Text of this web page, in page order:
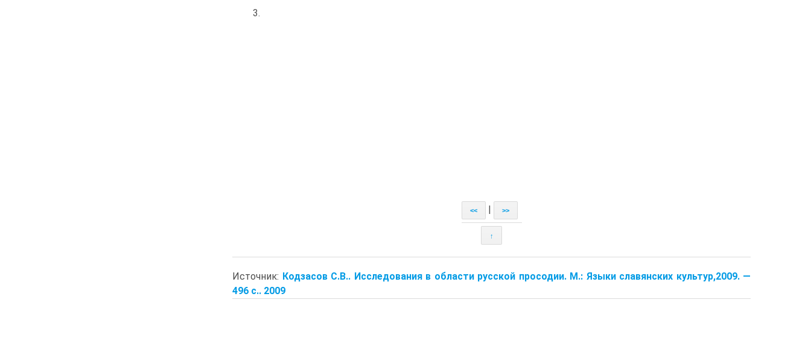
3.
<< >>
↑
Источник: Кодзасов С.В.. Исследования в области русской просодии. М.: Языки славянских культур,2009. —
496 с.. 2009